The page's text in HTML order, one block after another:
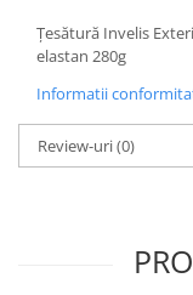
Țesătură Invelis
elastan 280g
Informatii
Review-uri(0)